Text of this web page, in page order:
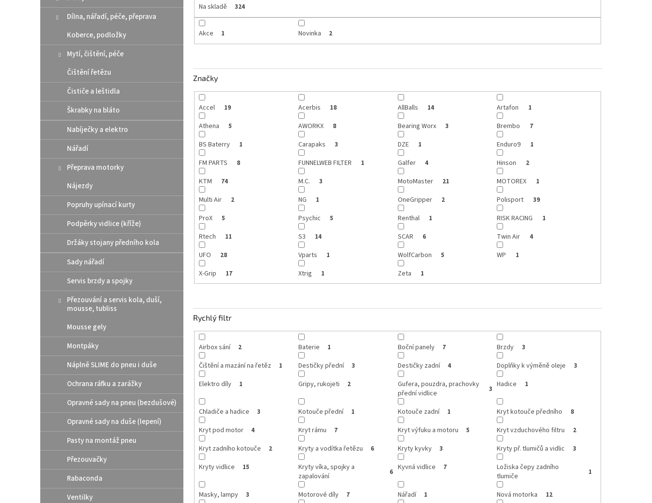
Dílna, nářadí, péče, přeprava
Koberce, podložky
Mytí, čištění, péče
Čištění řetězu
Čističe a leštidla
Škrabky na bláto
Nabíječky a elektro
Nářadí
Přeprava motorky
Nájezdy
Popruhy upínací kurty
Podpěrky vidlice (kříže)
Držáky stojany předního kola
Sady nářadí
Servis brzdy a spojky
Přezouvání a servis kola, duší,
mousse, tubliss
Mousse gely
Montpáky
Náplně SLIME do pneu i duše
Ochrana ráfku a zarážky
Opravné sady na pneu (bezdušové)
Opravné sady na duše (lepení)
Pasty na montáž pneu
Přezouvačky
Rabaconda
Ventilky
Na skladě 324
Akce 1 Novinka 2
Značky
Accel 19 Acerbis 18 AllBalls 14 Artafon 1
Athena 5 AWORKX 8 Bearing Worx 3 Brembo 7
BS Baterry 1 Carapaks 3 DZE 1 Enduro9 1
FM PARTS 8 FUNNELWEB FILTER 1 Galfer 4 Hinson 2
KTM 74 M.C. 3 MotoMaster 21 MOTOREX 1
Multi Air 2 NG 1 OneGripper 2 Polisport 39
ProX 5 Psychic 5 Renthal 1 RISK RACING 1
Rtech 11 S3 14 SCAR 6 Twin Air 4
UFO 28 Vparts 1 WolfCarbon 5 WP 1
X-Grip 17 Xtrig 1 Zeta 1
Rychlý filtr
Airbox sání 2 Baterie 1 Boční panely 7 Brzdy 3
Čištění a mazání na řetěz 1 Destičky přední 3 Destičky zadní 4 Doplňky k výměně oleje 3
Elektro díly 1 Gripy, rukojeti 2
Gufera, pouzdra, prachovky
přední vidlice
3 Hadice 1
Chladiče a hadice 3 Kotouče přední 1 Kotouče zadní 1 Kryt kotouče předního 8
Kryt pod motor 4 Kryt rámu 7 Kryt výfuku a motoru 5 Kryt vzduchového filtru 2
Kryt zadního kotouče 2 Kryty a vodítka řetězu 6 Kryty kyvky 3 Kryty př. tlumičů a vidlic 3
Kryty vidlice 15
Kryty víka, spojky a
zapalování
6 Kyvná vidlice 7
Ložiska čepy zadního
tlumiče
1
Masky, lampy 3 Motorové díly 7 Nářadí 1 Nová motorka 12